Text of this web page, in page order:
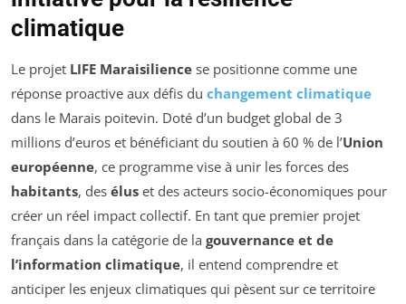
climatique
Le projet LIFE Maraisilience se positionne comme une
réponse proactive aux défis du changement climatique
dans le Marais poitevin. Doté d’un budget global de 3
millions d’euros et bénéficiant du soutien à 60 % de l’Union
européenne, ce programme vise à unir les forces des
habitants, des élus et des acteurs socio-économiques pour
créer un réel impact collectif. En tant que premier projet
français dans la catégorie de la gouvernance et de
l’information climatique, il entend comprendre et
anticiper les enjeux climatiques qui pèsent sur ce territoire